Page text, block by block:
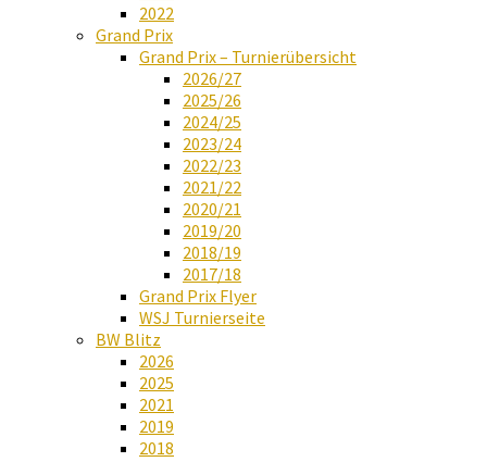
2022
Grand Prix
Grand Prix – Turnierübersicht
2026/27
2025/26
2024/25
2023/24
2022/23
2021/22
2020/21
2019/20
2018/19
2017/18
Grand Prix Flyer
WSJ Turnierseite
BW Blitz
2026
2025
2021
2019
2018